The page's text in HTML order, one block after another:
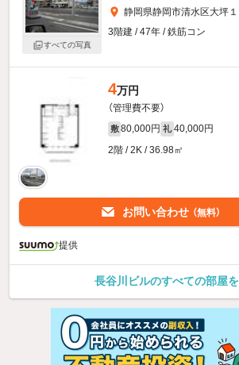
すべての写真
静岡県静岡市清水区大坪１
3階建 / 47年 / 鉄筋コン
4万円
（管理費不要）
敷 80,000円 礼 40,000円
2階 / 2K / 36.98㎡
お問い合わせ （無料）
提供
長谷川ビルのすべての部屋